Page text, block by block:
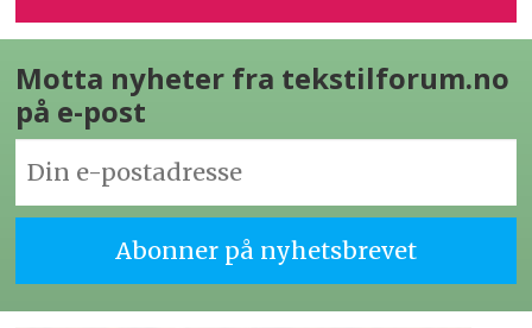
Motta nyheter fra tekstilforum.no
på e-post